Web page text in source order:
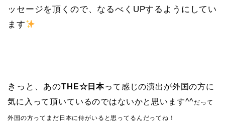
ッセージを頂くので、なるべくUPするようにしてい
ます
きっと、あのTHE☆日本って感じの演出が外国の方に
気に入って頂いているのではないかと思います^^だって
外国の方ってまだ日本に侍がいると思ってるんだってね！